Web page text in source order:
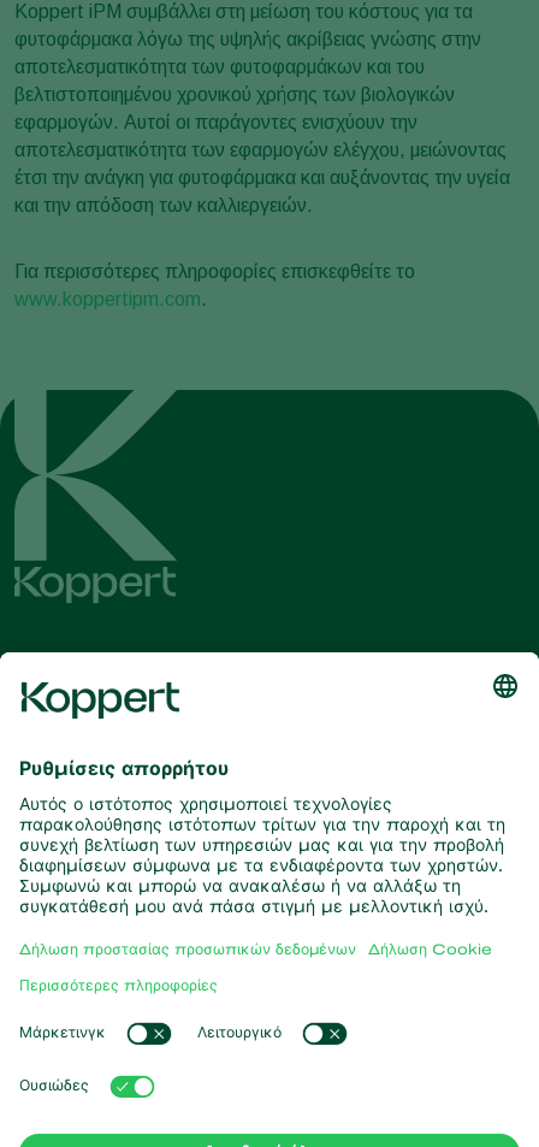
Koppert iPM συμβάλλει στη μείωση του κόστους για τα
φυτοφάρμακα λόγω της υψηλής ακρίβειας γνώσης στην
αποτελεσματικότητα των φυτοφαρμάκων και του
βελτιστοποιημένου χρονικού χρήσης των βιολογικών
εφαρμογών. Αυτοί οι παράγοντες ενισχύουν την
αποτελεσματικότητα των εφαρμογών ελέγχου, μειώνοντας
έτσι την ανάγκη για φυτοφάρμακα και αυξάνοντας την υγεία
και την απόδοση των καλλιεργειών.
Για περισσότερες πληροφορίες επισκεφθείτε το
www.koppertipm.com.
Λάβετε τα τελευταία νέα και
Εγγραφή εδώ
Συνεργάτες με τη φύση
Αρπακτικά ακάρεα
Αρπακτικά έντομα
Ωφέλιμοι νηματώδεις
Ωφέλιμοι μικροοργανισμοί
Επικονίαση
Σχετικά με την Koppert
Νέα & Πληροφορίες
Δουλεύοντας για την Koppert
Επικοινωνία
Koppert Global
Διαχείριση cookies